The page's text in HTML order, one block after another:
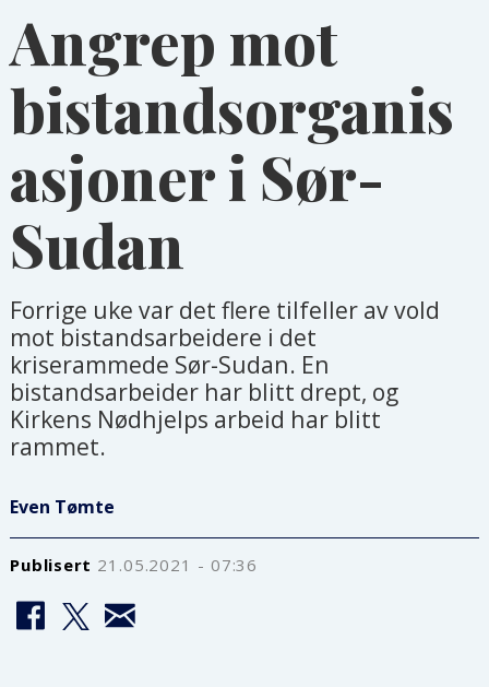
Angrep mot
bistandsorganis
asjoner i Sør-
Sudan
Forrige uke var det flere tilfeller av vold
mot bistandsarbeidere i det
kriserammede Sør-Sudan. En
bistandsarbeider har blitt drept, og
Kirkens Nødhjelps arbeid har blitt
rammet.
Even Tømte
Publisert 21.05.2021 - 07:36